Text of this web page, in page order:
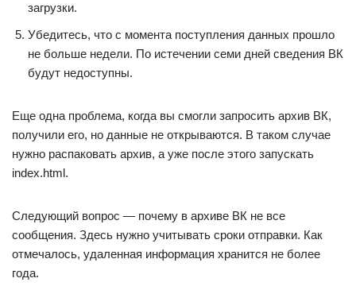
загрузки.
Убедитесь, что с момента поступления данных прошло
не больше недели. По истечении семи дней сведения ВК
будут недоступны.
Еще одна проблема, когда вы смогли запросить архив ВК,
получили его, но данные не открываются. В таком случае
нужно распаковать архив, а уже после этого запускать
index.html.
Следующий вопрос — почему в архиве ВК не все
сообщения. Здесь нужно учитывать сроки отправки. Как
отмечалось, удаленная информация хранится не более
года.